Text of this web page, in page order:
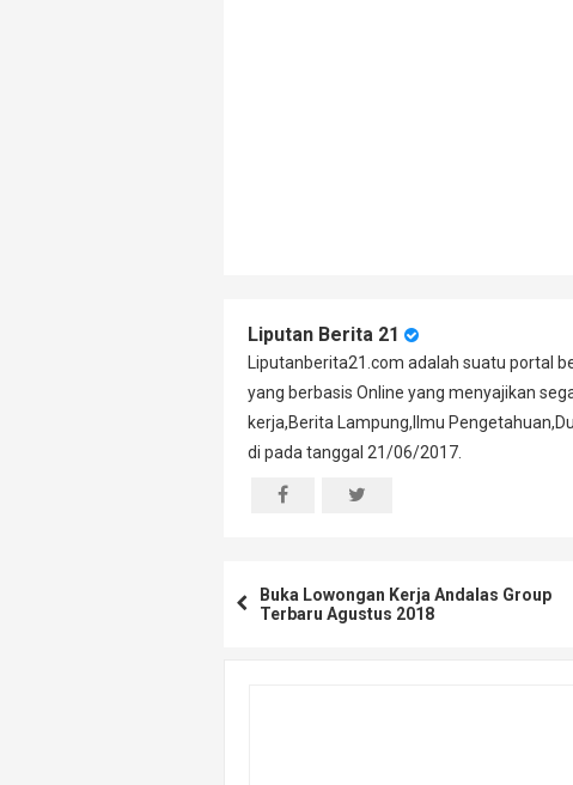
Liputan Berita 21
Liputanberita21.com adalah suatu portal
yang berbasis Online yang menyajikan
kerja,Berita Lampung,Ilmu
di pada tanggal 21/06/2017.
Buka Lowongan Kerja Andalas Group
Terbaru Agustus 2018